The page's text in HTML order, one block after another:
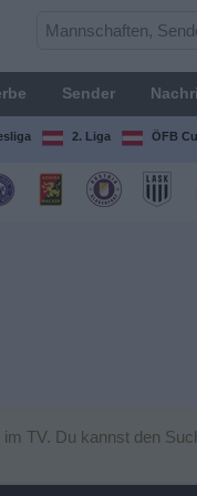
Sender
2. Liga ÖFB
TV. Du kannst den